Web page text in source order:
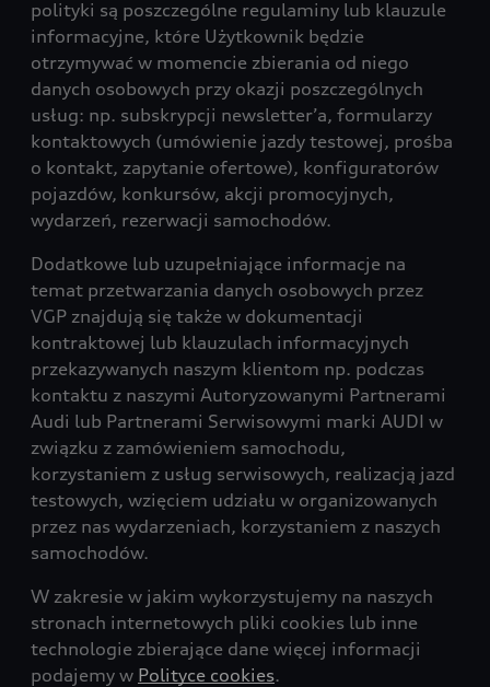
polityki są poszczególne regulaminy lub klauzule
informacyjne, które Użytkownik będzie
otrzymywać w momencie zbierania od niego
danych osobowych przy okazji poszczególnych
usług: np. subskrypcji newsletter’a, formularzy
kontaktowych (umówienie jazdy testowej, prośba
o kontakt, zapytanie ofertowe), konfiguratorów
pojazdów, konkursów, akcji promocyjnych,
wydarzeń, rezerwacji samochodów.
Dodatkowe lub uzupełniające informacje na
temat przetwarzania danych osobowych przez
VGP znajdują się także w dokumentacji
kontraktowej lub klauzulach informacyjnych
przekazywanych naszym klientom np. podczas
kontaktu z naszymi Autoryzowanymi Partnerami
Audi lub Partnerami Serwisowymi marki AUDI w
związku z zamówieniem samochodu,
korzystaniem z usług serwisowych, realizacją jazd
testowych, wzięciem udziału w organizowanych
przez nas wydarzeniach, korzystaniem z naszych
samochodów.
W zakresie w jakim wykorzystujemy na naszych
stronach internetowych pliki cookies lub inne
technologie zbierające dane więcej informacji
podajemy w Polityce cookies.